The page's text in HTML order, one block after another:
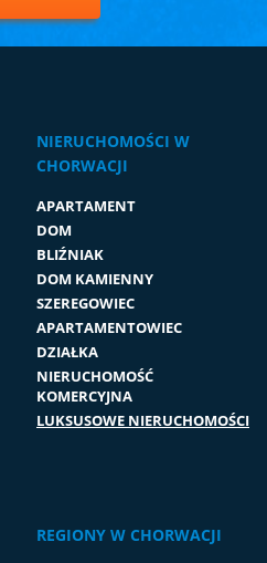
NIERUCHOMOŚCI W
CHORWACJI
APARTAMENT
DOM
BLIŹNIAK
DOM KAMIENNY
SZEREGOWIEC
APARTAMENTOWIEC
DZIAŁKA
NIERUCHOMOŚĆ
KOMERCYJNA
LUKSUSOWE NIERUCHOMOŚCI
REGIONY W CHORWACJI